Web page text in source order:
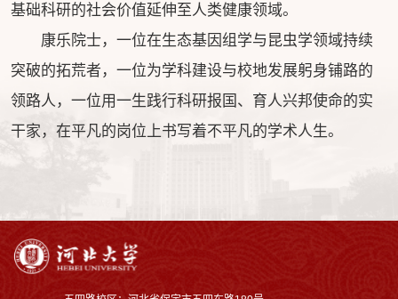
基础科研的社会价值延伸至人类健康领域。
康乐院士，一位在生态基因组学与昆虫学领域持续
突破的拓荒者，一位为学科建设与校地发展躬身铺路的
领路人，一位用一生践行科研报国、育人兴邦使命的实
干家，在平凡的岗位上书写着不平凡的学术人生。